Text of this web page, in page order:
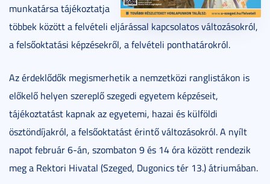
munkatársa tájékoztatja
többek között a felvételi eljárással kapcsolatos változásokról,
a felsőoktatási képzésekről, a felvételi ponthatárokról.
Az érdeklődők megismerhetik a nemzetközi ranglistákon is
előkelő helyen szereplő szegedi egyetem képzéseit,
tájékoztatást kapnak az egyetemi, hazai és külföldi
ösztöndíjakról, a felsőoktatást érintő változásokról. A nyílt
napot február 6-án, szombaton 9 és 14 óra között rendezik
meg a Rektori Hivatal (Szeged, Dugonics tér 13.) átriumában.